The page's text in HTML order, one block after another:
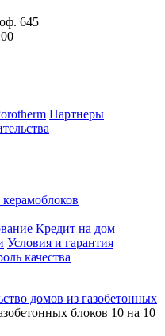
645
Партнеры
Кредит на дом
Условия и гарантия
качества
домов из газобетонных
блоков 10 на 10